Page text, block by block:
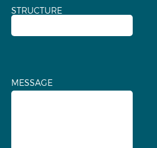
STRUCTURE
MESSAGE